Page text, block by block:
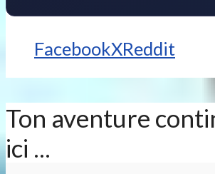
FacebookXReddit
Ton aventure
ici ...